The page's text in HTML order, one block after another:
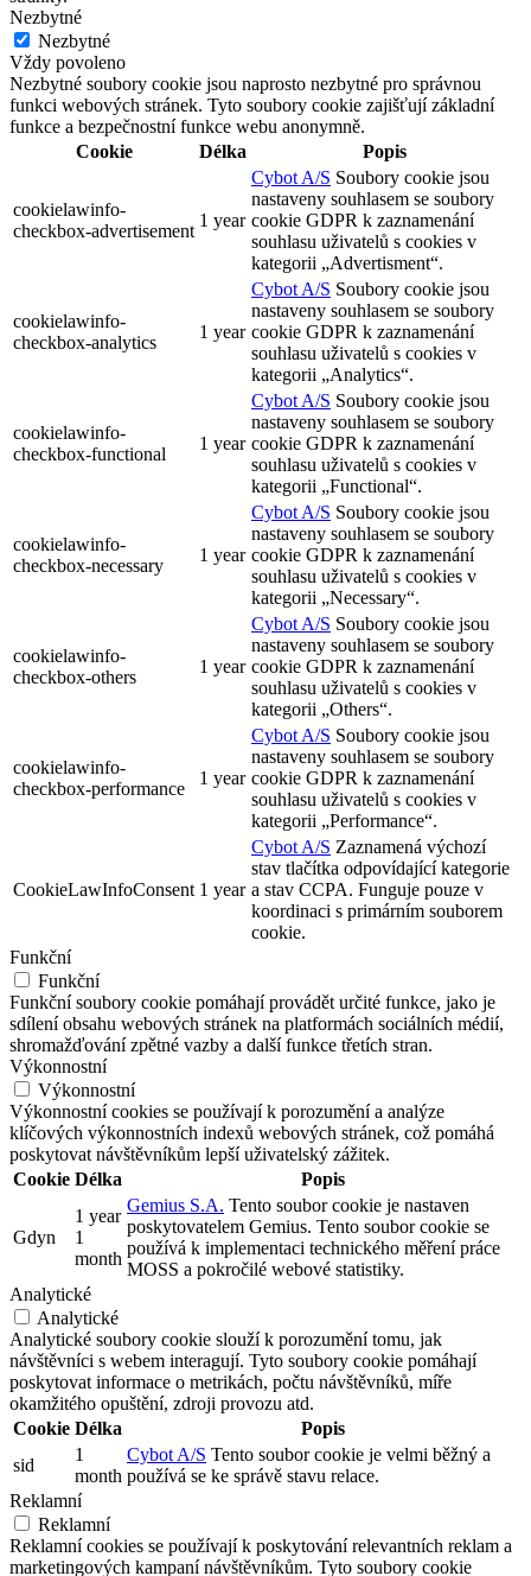
Nezbytné
Nezbytné
Vždy povoleno
Nezbytné soubory cookie jsou naprosto nezbytné pro správnou
funkci webových stránek. Tyto soubory cookie zajišťují základní
funkce a bezpečnostní funkce webu anonymně.
Cookie
Délka Popis
cookielawinfo-
checkbox-advertisement
1 year
Cybot A/S Soubory cookie jsou
nastaveny souhlasem se soubory
cookie GDPR k zaznamenání
souhlasu uživatelů s cookies v
kategorii „Advertisment“.
cookielawinfo-
checkbox-analytics
1 year
Cybot A/S Soubory cookie jsou
nastaveny souhlasem se soubory
cookie GDPR k zaznamenání
souhlasu uživatelů s cookies v
kategorii „Analytics“.
cookielawinfo-
checkbox-functional
1 year
Cybot A/S Soubory cookie jsou
nastaveny souhlasem se soubory
cookie GDPR k zaznamenání
souhlasu uživatelů s cookies v
kategorii „Functional“.
cookielawinfo-
checkbox-necessary
1 year
Cybot A/S Soubory cookie jsou
nastaveny souhlasem se soubory
cookie GDPR k zaznamenání
souhlasu uživatelů s cookies v
kategorii „Necessary“.
cookielawinfo-
checkbox-others
1 year
Cybot A/S Soubory cookie jsou
nastaveny souhlasem se soubory
cookie GDPR k zaznamenání
souhlasu uživatelů s cookies v
kategorii „Others“.
cookielawinfo-
checkbox-performance
1 year
Cybot A/S Soubory cookie jsou
nastaveny souhlasem se soubory
cookie GDPR k zaznamenání
souhlasu uživatelů s cookies v
kategorii „Performance“.
CookieLawInfoConsent 1 year
Cybot A/S Zaznamená výchozí
stav tlačítka odpovídající kategorie
a stav CCPA. Funguje pouze v
koordinaci s primárním souborem
cookie.
Funkční
Funkční
Funkční soubory cookie pomáhají provádět určité funkce, jako je
sdílení obsahu webových stránek na platformách sociálních médií,
shromažďování zpětné vazby a další funkce třetích stran.
Výkonnostní
Výkonnostní
Výkonnostní cookies se používají k porozumění a analýze
klíčových výkonnostních indexů webových stránek, což pomáhá
poskytovat návštěvníkům lepší uživatelský zážitek.
Cookie Délka Popis
Gdyn
1 year
1
month
Gemius S.A. Tento soubor cookie je nastaven
poskytovatelem Gemius. Tento soubor cookie se
používá k implementaci technického měření práce
MOSS a pokročilé webové statistiky.
Analytické
Analytické
Analytické soubory cookie slouží k porozumění tomu, jak
návštěvníci s webem interagují. Tyto soubory cookie pomáhají
poskytovat informace o metrikách, počtu návštěvníků, míře
okamžitého opuštění, zdroji provozu atd.
Cookie Délka
Popis
sid
1
month
Cybot A/S Tento soubor cookie je velmi běžný a
používá se ke správě stavu relace.
Reklamní
Reklamní
Reklamní cookies se používají k poskytování relevantních reklam a
marketingových kampaní návštěvníkům. Tyto soubory cookie